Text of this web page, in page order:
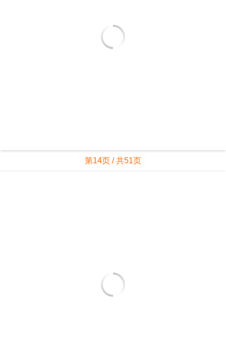
第14页 / 共51页